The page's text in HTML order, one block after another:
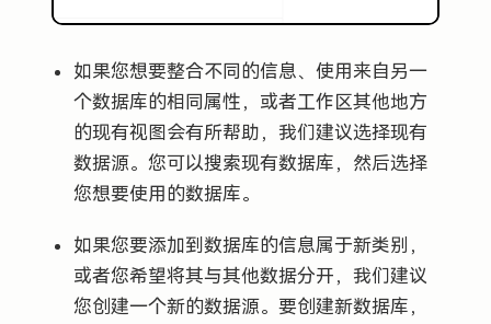
如果您想要整合不同的信息、使用来自另一
个数据库的相同属性，或者工作区其他地方
的现有视图会有所帮助，我们建议选择现有
数据源。您可以搜索现有数据库，然后选择
您想要使用的数据库。
如果您要添加到数据库的信息属于新类别，
或者您希望将其与其他数据分开，我们建议
您创建一个新的数据源。要创建新数据库，